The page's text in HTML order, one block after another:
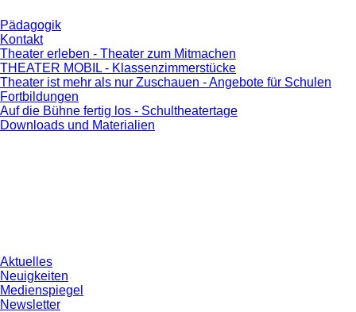
Pädagogik
Kontakt
Theater erleben - Theater zum Mitmachen
THEATER MOBIL - Klassenzimmerstücke
Theater ist mehr als nur Zuschauen - Angebote für Schulen
Fortbildungen
Auf die Bühne fertig los - Schultheatertage
Downloads und Materialien
Aktuelles
Neuigkeiten
Medienspiegel
Newsletter